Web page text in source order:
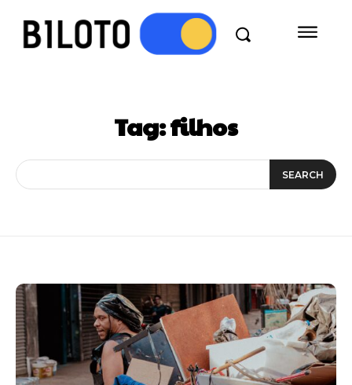
Tag:filhos
SEARCH